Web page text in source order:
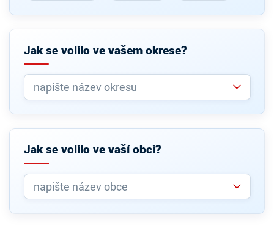
Jak se volilo ve vašem okrese?
Jak se volilo ve vaší obci?